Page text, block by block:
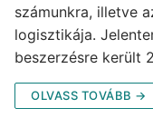
számunkra, illetve
logisztikája.
beszerzésre került
OLVASS TOVÁBB →